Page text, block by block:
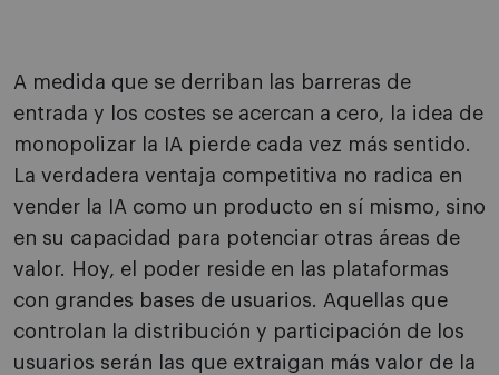
A medida que se derriban las barreras de
entrada y los costes se acercan a cero, la idea de
monopolizar la IA pierde cada vez más sentido.
La verdadera ventaja competitiva no radica en
vender la IA como un producto en sí mismo, sino
en su capacidad para potenciar otras áreas de
valor. Hoy, el poder reside en las plataformas
con grandes bases de usuarios. Aquellas que
controlan la distribución y participación de los
usuarios serán las que extraigan más valor de la